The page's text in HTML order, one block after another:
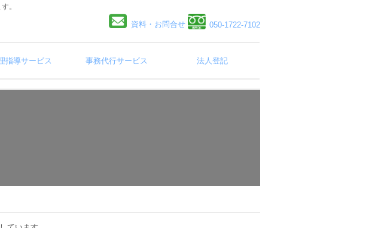
資料・お問合せ 050-1722-7102
。
指導サービス 事務代行サービス 法人登記